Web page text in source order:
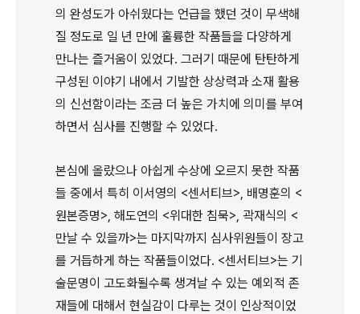
의 완성도가 아쉬웠다는 언급을 했던 것이 무색해
질 정도로 일 년 만에 훌륭한 작품들을 다양하게
만나는 즐거움이 있었다. 그러기 때문에 탄탄하게
구성된 이야기 내에서 기발한 상상력과 소재 활용
의 신선함이라는 조금 더 높은 가치에 의미를 부여
하면서 심사를 진행할 수 있었다.
본심에 올랐으나 아쉽게 수상에 오르지 못한 작품
들 중에서 특히 이서영의 <센서티브>, 배명훈의 <
원본증명>, 해도연의 <위대한 침묵>, 곽재식의 <
만날 수 있을까>는 마지막까지 심사위원들이 장고
를 거듭하게 하는 작품들이었다. <센서티브>는 기
술문명이 고도화될수록 생겨날 수 있는 예외적 존
재들에 대해서 현실감이 다루는 것이 인상적이었